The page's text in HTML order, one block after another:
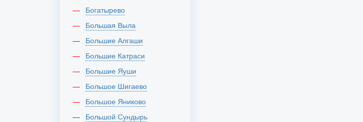
Богатырево
Большая Выла
Большие Алгаши
Большие Катраси
Большие Яуши
Большое Шигаево
Большое Яниково
Большой Сундырь